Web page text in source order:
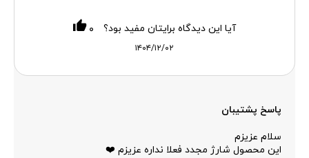
۱۴۰۴/۱۲/۰۲
آیا این دیدگاه برایتان مفید بود؟ ۰
پاسخ پشتیبان
سلام عزیزم
این محصول شارژ مجدد فعلا نداره عزیزم ❤️